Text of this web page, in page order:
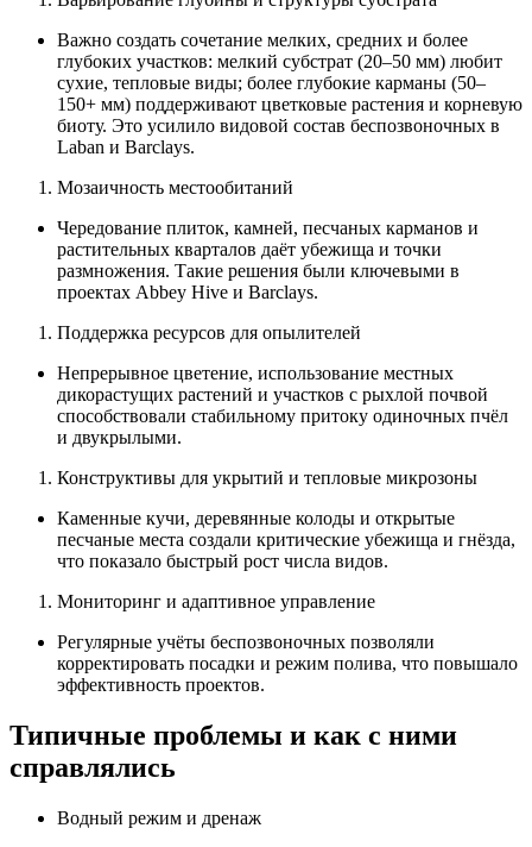
Важно создать сочетание мелких, средних и более
глубоких участков: мелкий субстрат (20–50 мм) любит
сухие, тепловые виды; более глубокие карманы (50–
150+ мм) поддерживают цветковые растения и корневую
биоту. Это усилило видовой состав беспозвоночных в
Laban и Barclays.
Мозаичность местообитаний
Чередование плиток, камней, песчаных карманов и
растительных кварталов даёт убежища и точки
размножения. Такие решения были ключевыми в
проектах Abbey Hive и Barclays.
Поддержка ресурсов для опылителей
Непрерывное цветение, использование местных
дикорастущих растений и участков с рыхлой почвой
способствовали стабильному притоку одиночных пчёл
и двукрылыми.
Конструктивы для укрытий и тепловые микрозоны
Каменные кучи, деревянные колоды и открытые
песчаные места создали критические убежища и гнёзда,
что показало быстрый рост числа видов.
Мониторинг и адаптивное управление
Регулярные учёты беспозвоночных позволяли
корректировать посадки и режим полива, что повышало
эффективность проектов.
Типичные проблемы и как с ними
справлялись
Водный режим и дренаж